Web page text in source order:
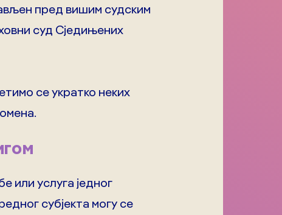
пред вишим судским
суд Сједињених
се укратко неких
или услуга једног
субјекта могу се